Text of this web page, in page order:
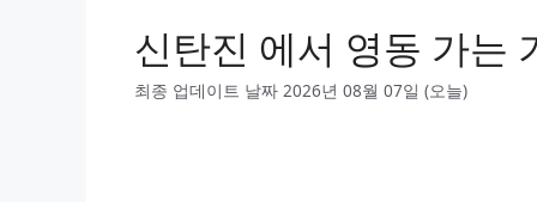
신탄진 에서 영동 가는
최종 업데이트 날짜 2026년 08월 07일 (오늘)